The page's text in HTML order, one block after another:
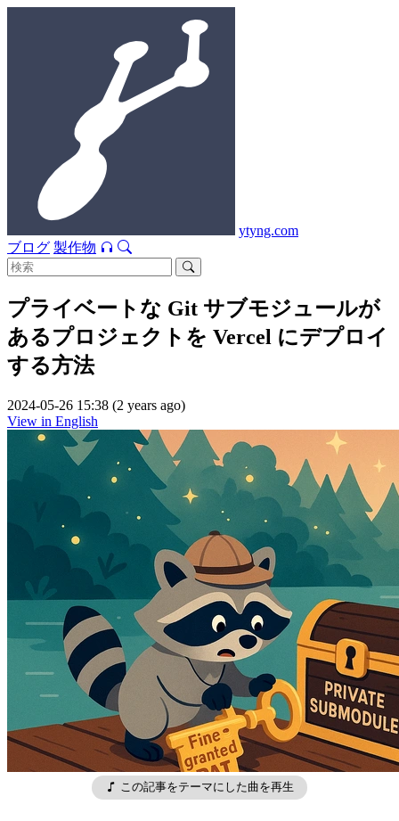
ytyng.com
ブログ 製作物
プライベートな Git サブモジュールが
あるプロジェクトを Vercel にデプロイ
する方法
2024-05-26 15:38 (2 years ago)
View in English
この記事をテーマにした曲を再生